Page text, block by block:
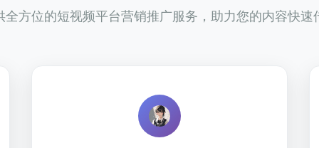
全方位的短视频平台营销推广服务，助力您的内容快速